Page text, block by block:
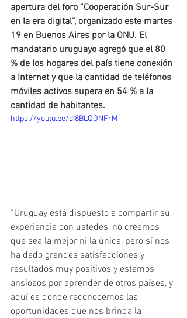
apertura del foro “Cooperación Sur-Sur
en la era digital”, organizado este martes
19 en Buenos Aires por la ONU. El
mandatario uruguayo agregó que el 80
% de los hogares del país tiene conexión
a Internet y que la cantidad de teléfonos
móviles activos supera en 54 % a la
cantidad de habitantes.
https://youtu.be/dI8BLQONFrM
“Uruguay está dispuesto a compartir su
experiencia con ustedes, no creemos
que sea la mejor ni la única, pero sí nos
ha dado grandes satisfacciones y
resultados muy positivos y estamos
ansiosos por aprender de otros países, y
aquí es donde reconocemos las
oportunidades que nos brinda la